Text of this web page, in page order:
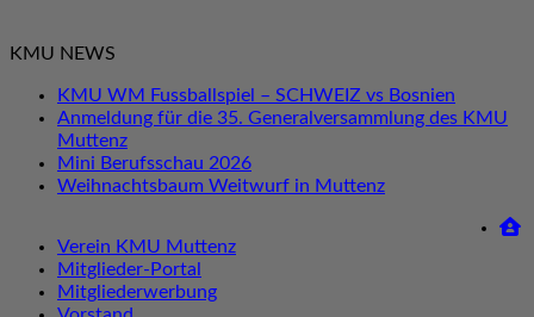
KMU NEWS
KMU WM Fussballspiel – SCHWEIZ vs Bosnien
Anmeldung für die 35. Generalversammlung des KMU
Muttenz
Mini Berufsschau 2026
Weihnachtsbaum Weitwurf in Muttenz
Verein KMU Muttenz
Mitglieder-Portal
Mitgliederwerbung